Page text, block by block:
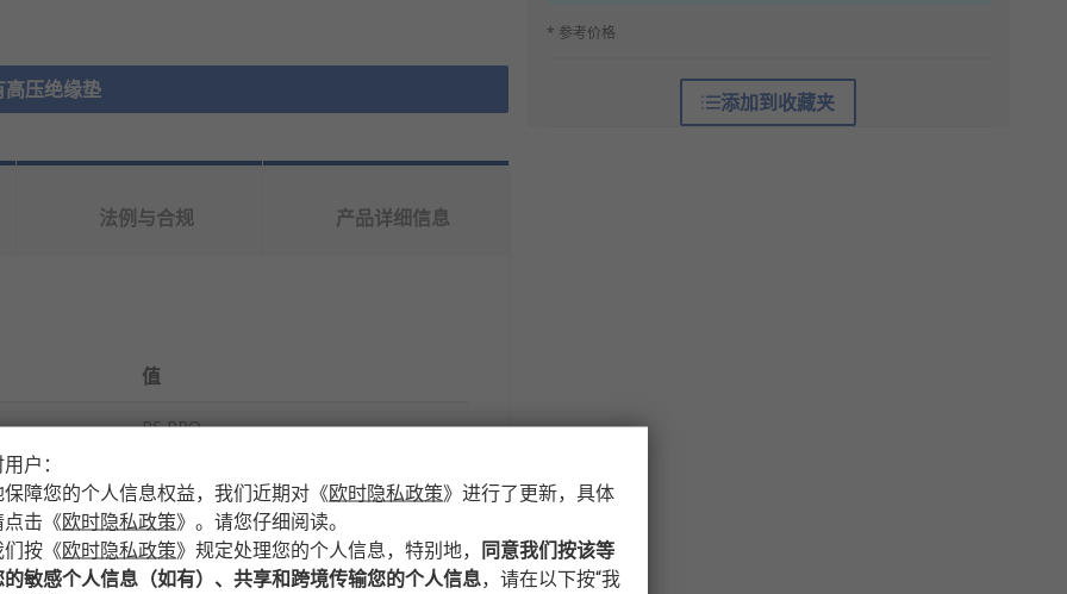
高压绝缘垫
* 参考价格
添加到收藏夹
法例与合规 产品详细信息
值
RS PRO
绝缘垫
3mm
户：
障您的个人信息权益，我们近期对 《欧时隐私政策》 进行了更新，具体
击 《欧时隐私政策》 。请您仔细阅读。
们按 《欧时隐私政策》 规定处理您的个人信息，特别地，
同意我们按该等
敏感个人信息（如有）、共享和跨境传输您的个人信息，请在以下按“我